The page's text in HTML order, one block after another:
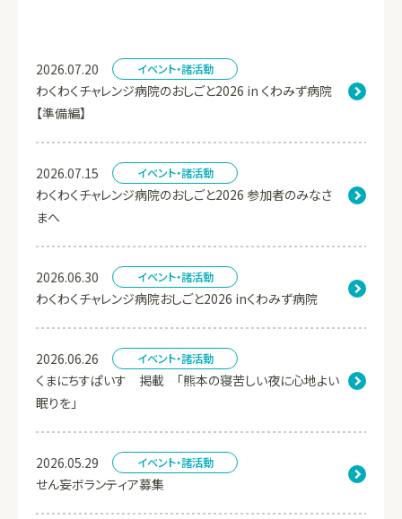
2026.07.20 イベント・諸活動
わくわくチャレンジ病院のおしごと2026 in くわみず病院
【準備編】
2026.07.15 イベント・諸活動
わくわくチャレンジ病院のおしごと2026 参加者のみなさ
まへ
2026.06.30 イベント・諸活動
わくわくチャレンジ病院おしごと2026 inくわみず病院
2026.06.26 イベント・諸活動
くまにちすぱいす 掲載 「熊本の寝苦しい夜に心地よい
眠りを」
2026.05.29 イベント・諸活動
せん妄ボランティア募集